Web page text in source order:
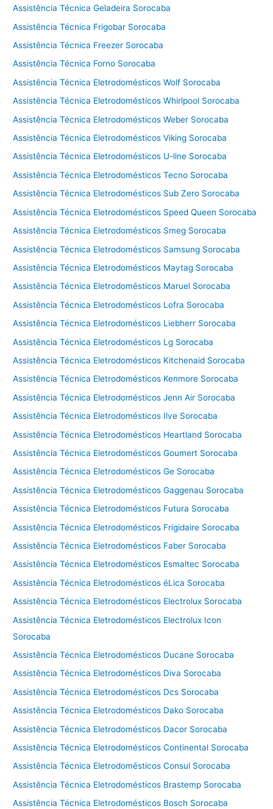
Assistência Técnica Geladeira Sorocaba
Assistência Técnica Frigobar Sorocaba
Assistência Técnica Freezer Sorocaba
Assistência Técnica Forno Sorocaba
Assistência Técnica Eletrodomésticos Wolf Sorocaba
Assistência Técnica Eletrodomésticos Whirlpool Sorocaba
Assistência Técnica Eletrodomésticos Weber Sorocaba
Assistência Técnica Eletrodomésticos Viking Sorocaba
Assistência Técnica Eletrodomésticos U-line Sorocaba
Assistência Técnica Eletrodomésticos Tecno Sorocaba
Assistência Técnica Eletrodomésticos Sub Zero Sorocaba
Assistência Técnica Eletrodomésticos Speed Queen Sorocaba
Assistência Técnica Eletrodomésticos Smeg Sorocaba
Assistência Técnica Eletrodomésticos Samsung Sorocaba
Assistência Técnica Eletrodomésticos Maytag Sorocaba
Assistência Técnica Eletrodomésticos Maruel Sorocaba
Assistência Técnica Eletrodomésticos Lofra Sorocaba
Assistência Técnica Eletrodomésticos Liebherr Sorocaba
Assistência Técnica Eletrodomésticos Lg Sorocaba
Assistência Técnica Eletrodomésticos Kitchenaid Sorocaba
Assistência Técnica Eletrodomésticos Kenmore Sorocaba
Assistência Técnica Eletrodomésticos Jenn Air Sorocaba
Assistência Técnica Eletrodomésticos Ilve Sorocaba
Assistência Técnica Eletrodomésticos Heartland Sorocaba
Assistência Técnica Eletrodomésticos Goumert Sorocaba
Assistência Técnica Eletrodomésticos Ge Sorocaba
Assistência Técnica Eletrodomésticos Gaggenau Sorocaba
Assistência Técnica Eletrodomésticos Futura Sorocaba
Assistência Técnica Eletrodomésticos Frigidaire Sorocaba
Assistência Técnica Eletrodomésticos Faber Sorocaba
Assistência Técnica Eletrodomésticos Esmaltec Sorocaba
Assistência Técnica Eletrodomésticos éLica Sorocaba
Assistência Técnica Eletrodomésticos Electrolux Sorocaba
Assistência Técnica Eletrodomésticos Electrolux Icon
Sorocaba
Assistência Técnica Eletrodomésticos Ducane Sorocaba
Assistência Técnica Eletrodomésticos Diva Sorocaba
Assistência Técnica Eletrodomésticos Dcs Sorocaba
Assistência Técnica Eletrodomésticos Dako Sorocaba
Assistência Técnica Eletrodomésticos Dacor Sorocaba
Assistência Técnica Eletrodomésticos Continental Sorocaba
Assistência Técnica Eletrodomésticos Consul Sorocaba
Assistência Técnica Eletrodomésticos Brastemp Sorocaba
Assistência Técnica Eletrodomésticos Bosch Sorocaba